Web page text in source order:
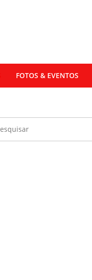
FOTOS & EVENTOS